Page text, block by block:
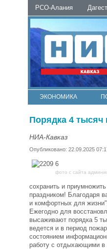
РСО-Алания
ЭКОНОМИКА
Порядка 4 тысяч
НИА-Кавказ
Опубликовано: 22.09.2025
фото с сайта
сохранить и
праздником! Благодаря
и комфортных для
Ежегодно для
высаживают порядка 5
ведется и в период
состоянием
работу с отдыхающими в